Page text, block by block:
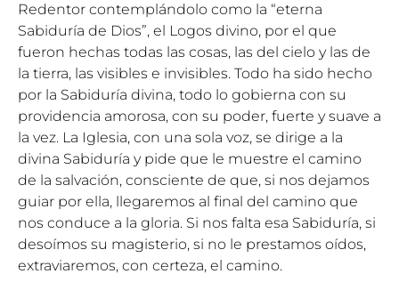
Redentor contemplándolo como la “eterna
Sabiduría de Dios”, el Logos divino, por el que
fueron hechas todas las cosas, las del cielo y las de
la tierra, las visibles e invisibles. Todo ha sido hecho
por la Sabiduría divina, todo lo gobierna con su
providencia amorosa, con su poder, fuerte y suave a
la vez. La Iglesia, con una sola voz, se dirige a la
divina Sabiduría y pide que le muestre el camino
de la salvación, consciente de que, si nos dejamos
guiar por ella, llegaremos al final del camino que
nos conduce a la gloria. Si nos falta esa Sabiduría, si
desoímos su magisterio, si no le prestamos oídos,
extraviaremos, con certeza, el camino.